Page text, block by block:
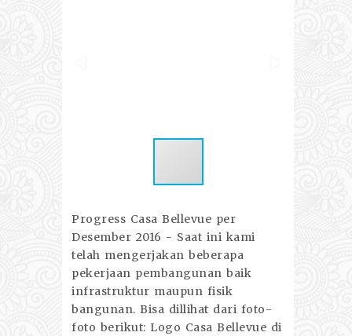
Progress Casa Bellevue per
Desember 2016 - Saat ini kami
telah mengerjakan beberapa
pekerjaan pembangunan baik
infrastruktur maupun fisik
bangunan. Bisa dillihat dari foto-
foto berikut: Logo Casa Bellevue di